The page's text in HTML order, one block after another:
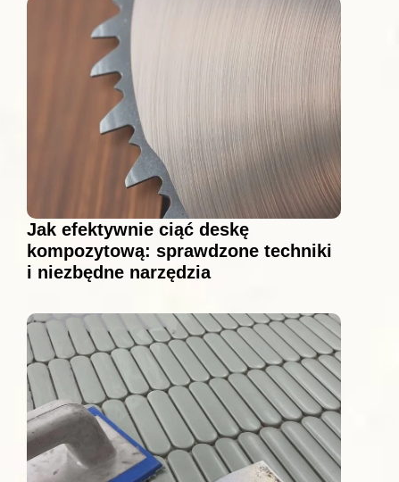
Jak efektywnie ciąć deskę
kompozytową: sprawdzone techniki
i niezbędne narzędzia